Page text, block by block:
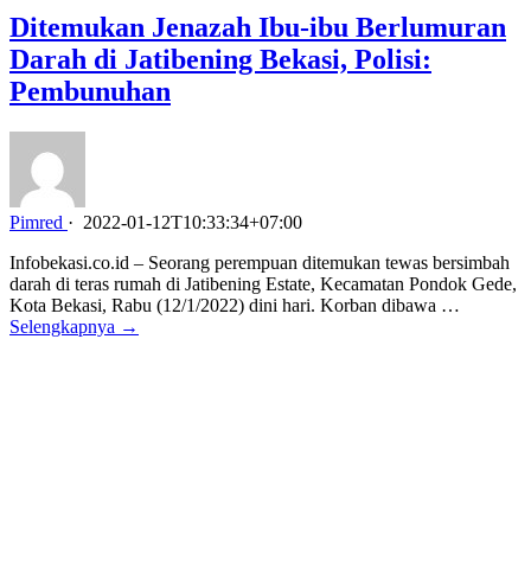
Ditemukan Jenazah Ibu-ibu Berlumuran
Darah di Jatibening Bekasi, Polisi:
Pembunuhan
Pimred · 2022-01-12T10:33:34+07:00
Infobekasi.co.id – Seorang perempuan ditemukan tewas bersimbah
darah di teras rumah di Jatibening Estate, Kecamatan Pondok Gede,
Kota Bekasi, Rabu (12/1/2022) dini hari. Korban dibawa …
Selengkapnya →